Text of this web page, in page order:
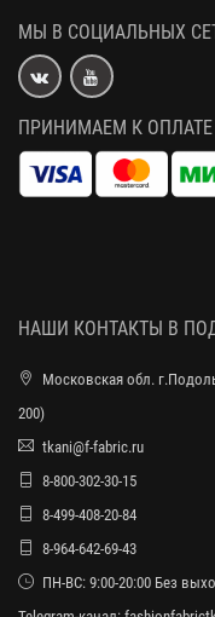
МЫ В СОЦИАЛЬНЫХ
ПРИНИМАЕМ К ОПЛАТЕ
НАШИ КОНТАКТЫ В
Московская обл.
200)
tkani@f-fabric.ru
8-800-302-30-15
8-499-408-20-84
8-964-642-69-43
ПН-ВС: 9:00-20:00 Без